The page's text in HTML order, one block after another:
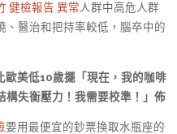
健檢報告 異常人群中高危人群
、醫治和把持率較低，腦卒中的
美低10歲擺「現在，我的咖啡
構失衡壓力！我需要校準！」佈
要用最便宜的鈔票換取水瓶座的